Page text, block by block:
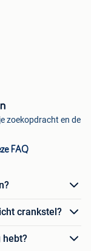
zoekopdracht en de
FAQ
crankstel?
hebt?